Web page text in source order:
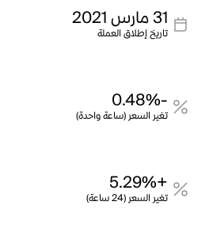
31 مارس 2021
تاريخ إطلاق العملة
-0.48%
تغير السعر (ساعة واحدة)
+5.29%
تغير السعر (24 ساعة)